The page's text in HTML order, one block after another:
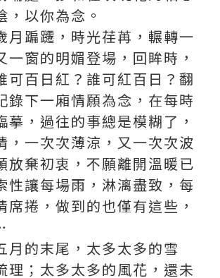
，以你為念。
月蹁躚，時光荏苒，輾轉一
一窗的明媚登場，回眸時，
可百日紅？誰可紅百日？翻
錄下一廂情願為念，在每時
摹，過往的事總是模糊了，
，一次次薄涼，又一次次波
放棄初衷，不願離開溫暖已
性讓每場雨，淋漓盡致，每
席捲，做到的也僅有這些，
月的末尾，太多太多的雪
理；太多太多的風花，還未